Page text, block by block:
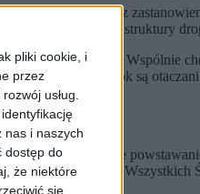
pliki cookie, i
przez
usług.
nas i naszych
dostęp do
że niektóre
się
mieszkańców, bez
zyskuje nowej infrastruktury
500 mieszkańców. Wspólnie
którzy z roku na rok są
stron, która opiniuje
swój protest na pl. Wszystkich